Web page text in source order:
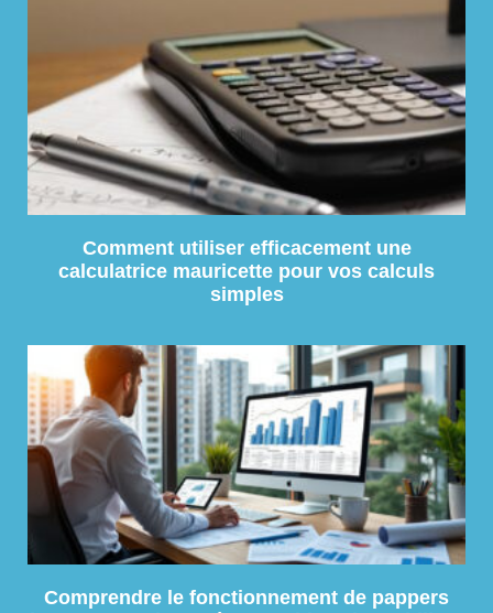
Comment utiliser efficacement une
calculatrice mauricette pour vos calculs
simples
Comprendre le fonctionnement de pappers